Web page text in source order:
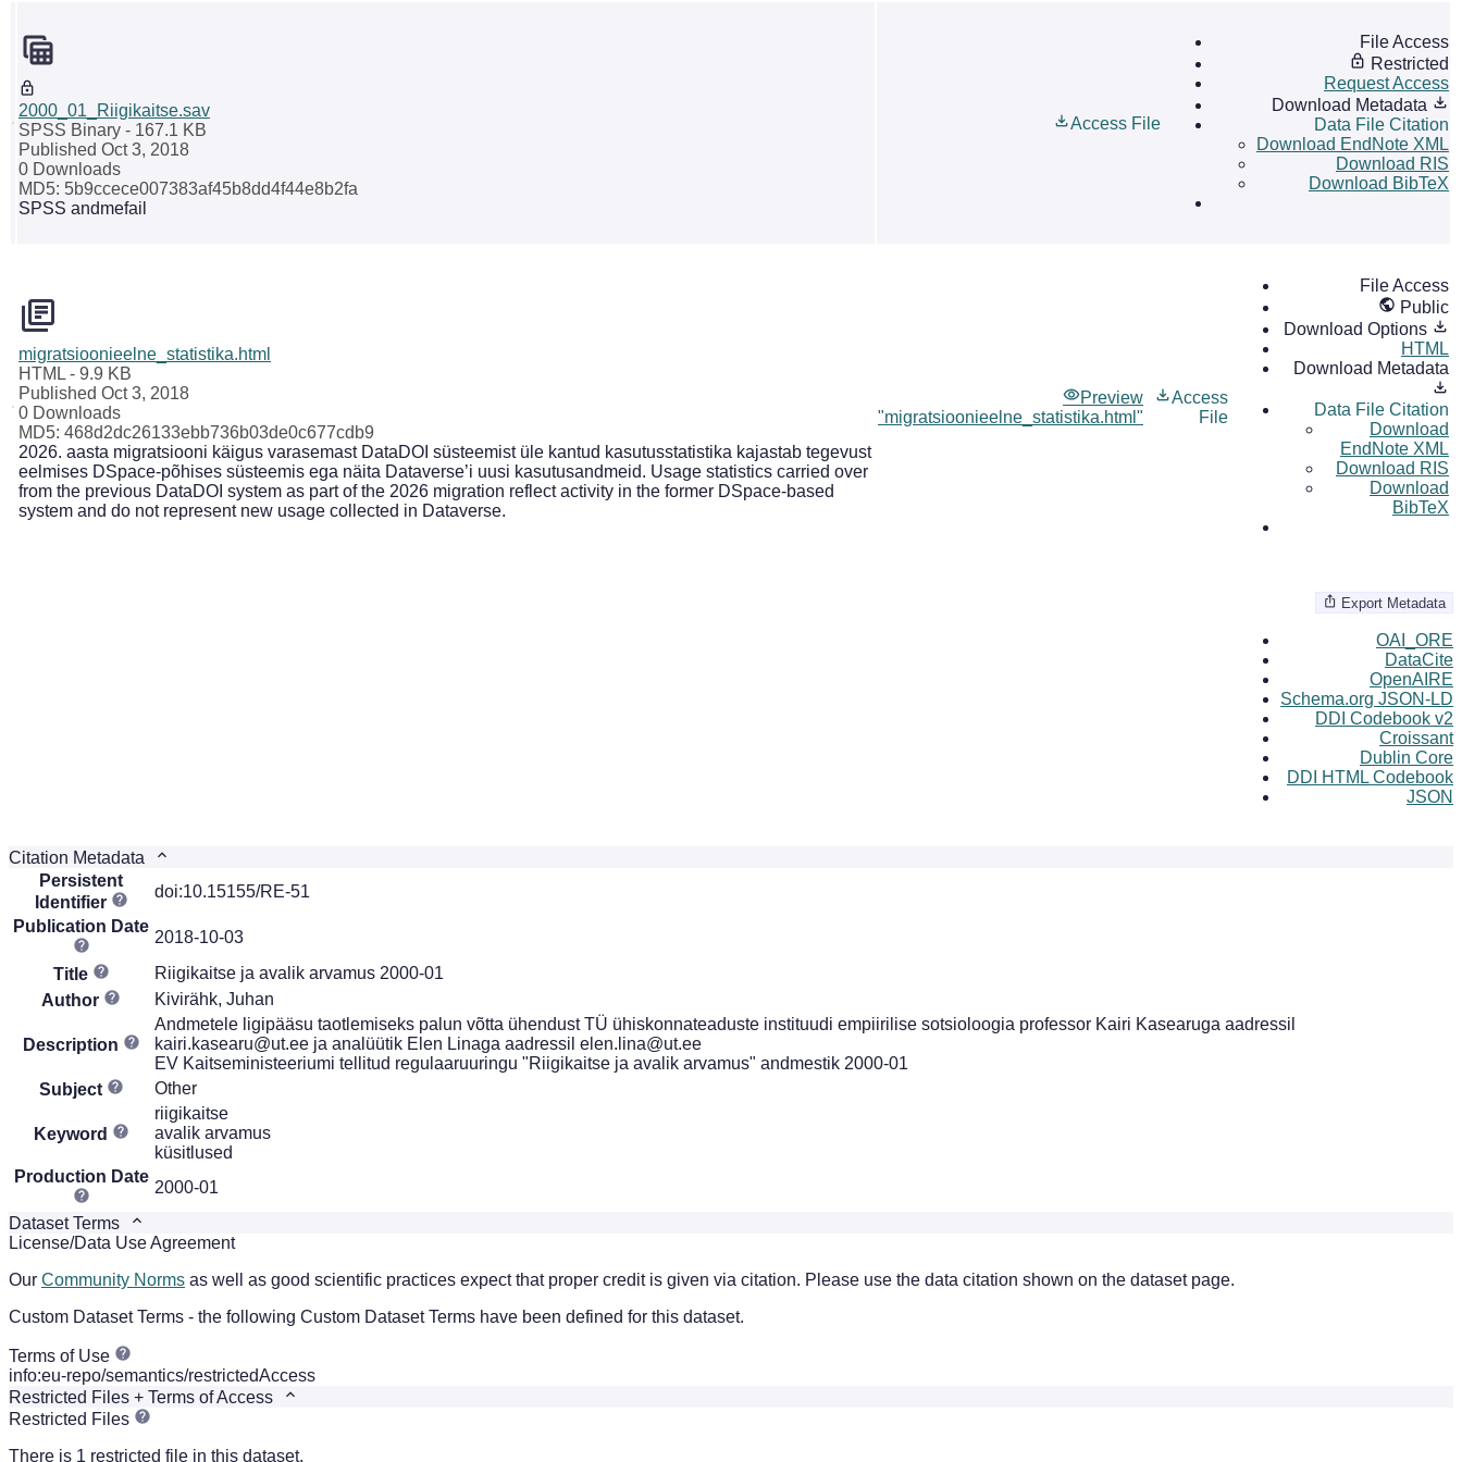
2000_01_Riigikaitse.sav
SPSS Binary - 167.1 KB
Published Oct 3, 2018
0 Downloads
MD5: 5b9ccece007383af45b8dd4f44e8b2fa
SPSS andmefail
Access File
File Access
Restricted
Request Access
Download Metadata
Data File Citation
Download EndNote XML
Download RIS
Download BibTeX
migratsioonieelne_statistika.html
HTML - 9.9 KB
Published Oct 3, 2018
0 Downloads
MD5: 468d2dc26133ebb736b03de0c677cdb9
2026. aasta migratsiooni käigus varasemast DataDOI süsteemist üle kantud kasutusstatistika kajastab tegevust
eelmises DSpace-põhises süsteemis ega näita Dataverse’i uusi kasutusandmeid. Usage statistics carried over
from the previous DataDOI system as part of the 2026 migration reflect activity in the former DSpace-based
system and do not represent new usage collected in Dataverse.
Preview
"migratsioonieelne_statistika.html"
Access
File
File Access
Public
Download Options
HTML
Download Metadata
Data File Citation
Download
EndNote XML
Download RIS
Download
BibTeX
Export Metadata
OAI_ORE
DataCite
OpenAIRE
Schema.org JSON-LD
DDI Codebook v2
Croissant
Dublin Core
DDI HTML Codebook
JSON
Citation Metadata
Persistent
Identifier
doi:10.15155/RE-51
Publication Date
2018-10-03
Title
Riigikaitse ja avalik arvamus 2000-01
Author
Kivirähk, Juhan
Description
Andmetele ligipääsu taotlemiseks palun võtta ühendust TÜ ühiskonnateaduste instituudi empiirilise sotsioloogia professor Kairi Kasearuga aadressil
kairi.kasearu@ut.ee ja analüütik Elen Linaga aadressil elen.lina@ut.ee
EV Kaitseministeeriumi tellitud regulaaruuringu "Riigikaitse ja avalik arvamus" andmestik 2000-01
Subject
Other
Keyword
riigikaitse
avalik arvamus
küsitlused
Production Date
2000-01
Dataset Terms
License/Data Use Agreement
Our Community Norms as well as good scientific practices expect that proper credit is given via citation. Please use the data citation shown on the dataset page.
Custom Dataset Terms - the following Custom Dataset Terms have been defined for this dataset.
Terms of Use
info:eu-repo/semantics/restrictedAccess
Restricted Files + Terms of Access
Restricted Files
There is 1 restricted file in this dataset.